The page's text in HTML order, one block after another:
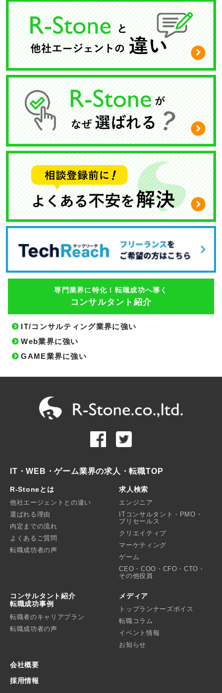
専門業界に特化！転職成功へ導く
コンサルタント紹介
IT/コンサルティング業界に強い
Web業界に強い
GAME業界に強い
IT・WEB・ゲーム業界の求人・転職TOP
R-Stoneとは
他社エージェントとの違い
選ばれる理由
内定までの流れ
よくあるご質問
転職成功者の声
求人検索
エンジニア
ITコンサルタント・PMO・
プリセールス
クリエイティブ
マーケティング
ゲーム
CEO・COO・CFO・CTO・
その他役員
コンサルタント紹介
転職成功事例
転職者のキャリアプラン
転職成功者の声
メディア
トップランナーズボイス
転職コラム
イベント情報
お知らせ
会社概要
採用情報